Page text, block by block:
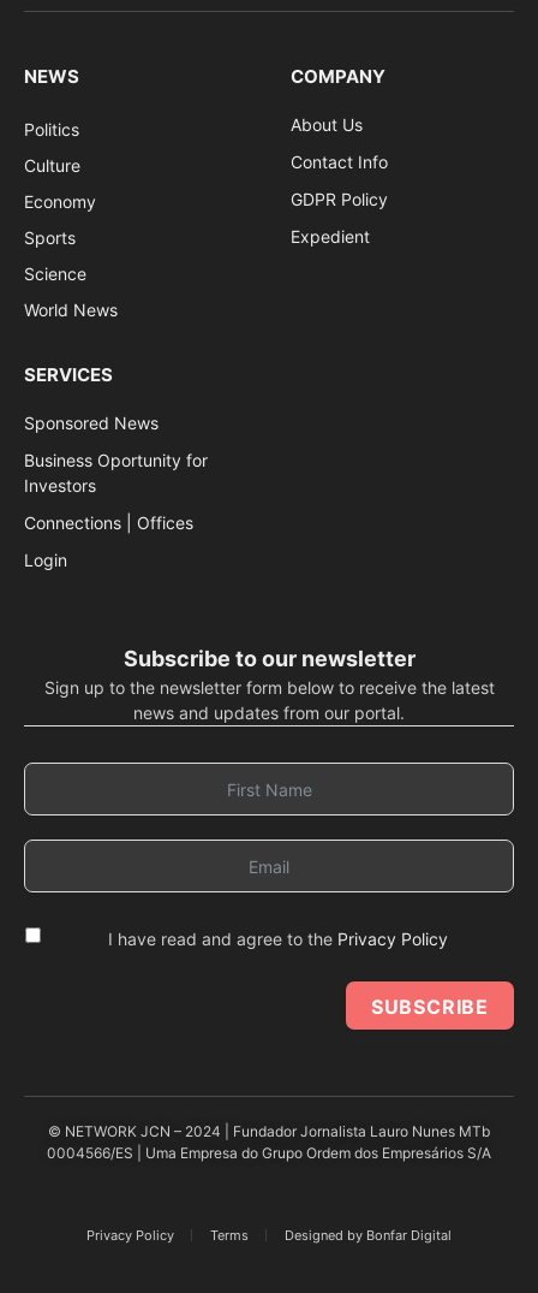
NEWS
Politics
Culture
Economy
Sports
Science
World News
COMPANY
About Us
Contact Info
GDPR Policy
Expedient
SERVICES
Sponsored News
Business Oportunity for
Investors
Connections | Offices
Login
Subscribe to our newsletter
Sign up to the newsletter form below to receive the latest
news and updates from our portal.
I have read and agree to the Privacy Policy
SUBSCRIBE
© NETWORK JCN – 2024 | Fundador Jornalista Lauro Nunes MTb
0004566/ES | Uma Empresa do Grupo Ordem dos Empresários S/A
Privacy Policy Terms Designed by Bonfar Digital